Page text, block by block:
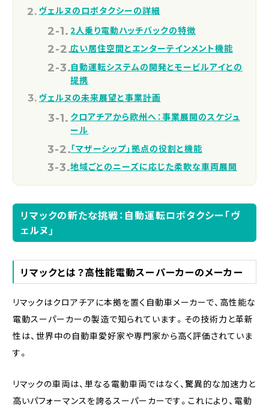
ヴェルヌのロボタクシーの詳細
2人乗り電動ハッチバックの特徴
広い居住空間とエンターテインメント機能
自動運転システムの開発とモービルアイとの
提携
ヴェルヌの未来展望と事業計画
クロアチアから欧州へ：事業展開のスケジュ
ール
「マザーシップ」拠点の役割と機能
地域ごとのニーズに応じた柔軟な車両展開
リマックの新たな挑戦：自動運転ロボタクシー「ヴ
ェルヌ」
リマックとは？高性能電動スーパーカーのメーカー
リマックはクロアチアに本拠を置く自動車メーカーで、高性能な
電動スーパーカーの製造で知られています。その技術力と革新
性は、世界中の自動車愛好家や専門家から高く評価されていま
す。
リマックの車両は、単なる電動車両ではなく、驚異的な加速力と
高いパフォーマンスを誇るスーパーカーです。これにより、電動